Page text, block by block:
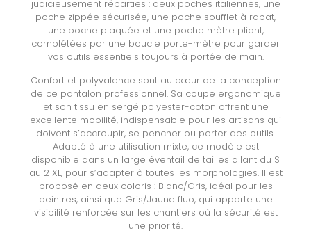
judicieusement réparties : deux poches italiennes, une
poche zippée sécurisée, une poche soufflet à rabat,
une poche plaquée et une poche mètre pliant,
complétées par une boucle porte-mètre pour garder
vos outils essentiels toujours à portée de main.
Confort et polyvalence sont au cœur de la conception
de ce pantalon professionnel. Sa coupe ergonomique
et son tissu en sergé polyester-coton offrent une
excellente mobilité, indispensable pour les artisans qui
doivent s’accroupir, se pencher ou porter des outils.
Adapté à une utilisation mixte, ce modèle est
disponible dans un large éventail de tailles allant du S
au 2 XL, pour s’adapter à toutes les morphologies. Il est
proposé en deux coloris : Blanc/Gris, idéal pour les
peintres, ainsi que Gris/Jaune fluo, qui apporte une
visibilité renforcée sur les chantiers où la sécurité est
une priorité.